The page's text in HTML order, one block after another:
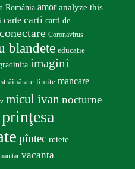
România amor analyze this
carte carti carti de
conectare Coronavirus
blandete educatie
imagini
limite mancare
micul ivan nocturne
prinţesa
pîntec retete
vacanta